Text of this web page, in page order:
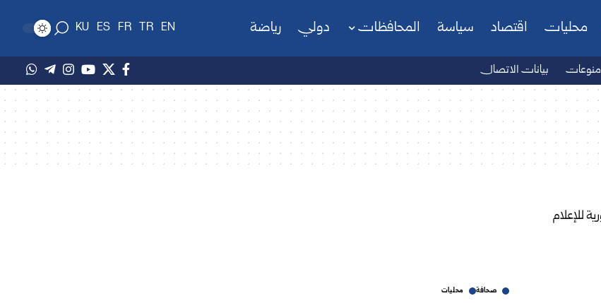
محليات اقتصاد سياسة المحافظات دولي رياضة EN
TR
FR
ES
KU
منوعات بيانات الاتصال
صحافة محليات